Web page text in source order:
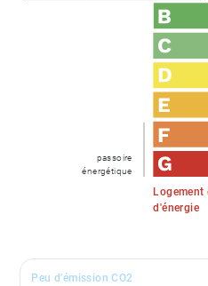
bien à une résidence
Logement
d'énergie
passoire
énergétique
Peu d'émission CO2